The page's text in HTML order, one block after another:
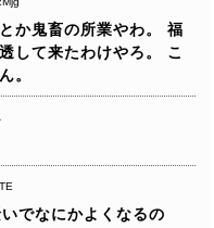
か鬼畜の所業やわ。
福
して来たわけやろ。
こ
。
でなにかよくなるの